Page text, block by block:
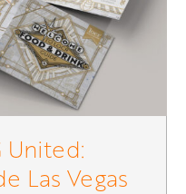
United:
Las Vegas